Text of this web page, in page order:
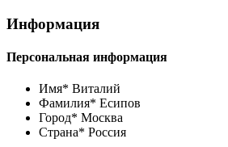
Информация
Персональная информация
Имя* Виталий
Фамилия* Есипов
Город* Москва
Страна* Россия